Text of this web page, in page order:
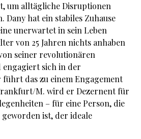
um alltägliche Disruptionen
Dany hat ein stabiles Zuhause
unerwartet in sein Leben
von 25 Jahren nichts anhaben
seiner revolutionären
engagiert sich in der
führt das zu einem Engagement
M. wird er Dezernent für
– für eine Person, die
ist, der ideale